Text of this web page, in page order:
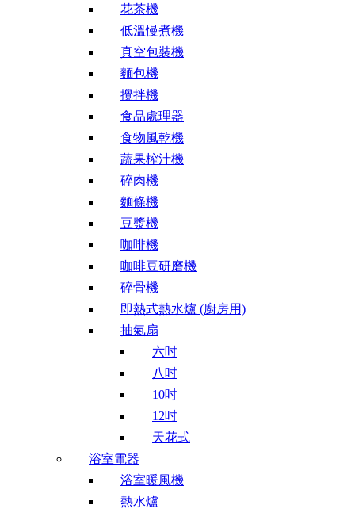
花茶機
低溫慢煮機
真空包裝機
麵包機
攪拌機
食品處理器
食物風乾機
蔬果榨汁機
碎肉機
麵條機
豆漿機
咖啡機
咖啡豆研磨機
碎骨機
即熱式熱水爐 (廚房用)
抽氣扇
六吋
八吋
10吋
12吋
天花式
浴室電器
浴室暖風機
熱水爐